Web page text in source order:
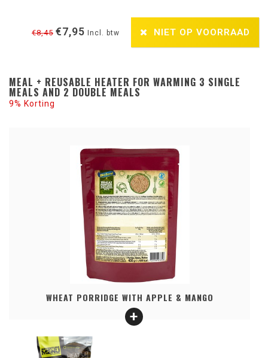
€8,45 €7,95 Incl. btw NIET OP VOORRAAD
MEAL + REUSABLE HEATER FOR WARMING 3 SINGLE
MEALS AND 2 DOUBLE MEALS
9% Korting
WHEAT PORRIDGE WITH APPLE & MANGO